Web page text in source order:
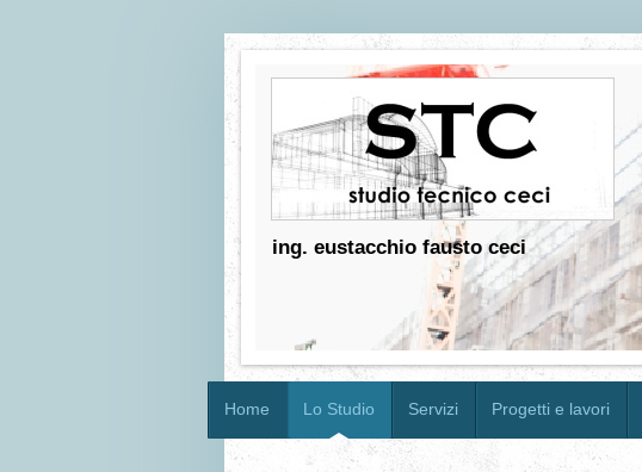
ing. eustacchio fausto ceci
Home Lo Studio Servizi Progetti e lavori